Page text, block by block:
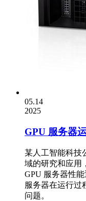
05.14
2025
GPU 服务器
某人工智能科技
域的研究和应用
GPU 服务器性
服务器在运行过
问题。